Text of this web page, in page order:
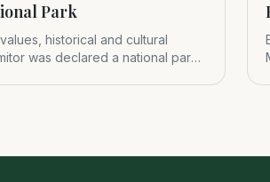
Park
historical and cultural
was declared a national park